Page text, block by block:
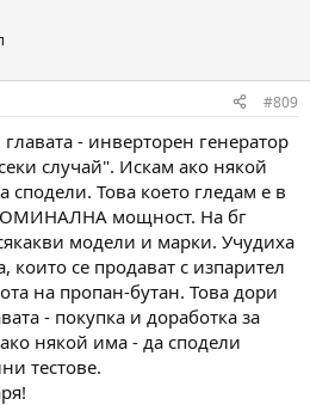
#809
- инверторен генератор
случай". Искам ако някой
Това което гледам е в
мощност. На бг
модели и марки. Учудиха
се продават с изпарител
на пропан-бутан. Това дори
- покупка и доработка за
някой има - да сподели
тестове.